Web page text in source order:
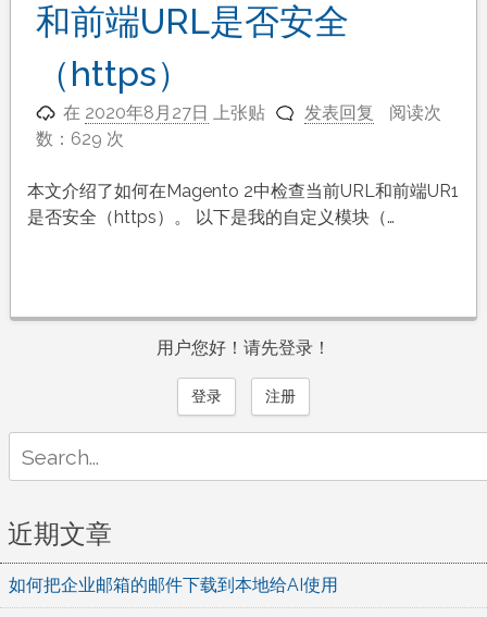
和前端URL是否安全
（https）
在 2020年8月27日 上张贴 发表回复
阅读次
数：629 次
本文介绍了如何在Magento 2中检查当前URL和前端UR1
是否安全（https）。 以下是我的自定义模块（…
用户您好！请先登录！
登录 注册
for:
近期文章
如何把企业邮箱的邮件下载到本地给AI使用